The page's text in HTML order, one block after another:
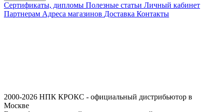
Сертификаты, дипломы Полезные статьи Личный кабинет
Партнерам Адреса магазинов Доставка Контакты
2000-2026 НПК КРОКС - официальный дистрибьютор в
Москве